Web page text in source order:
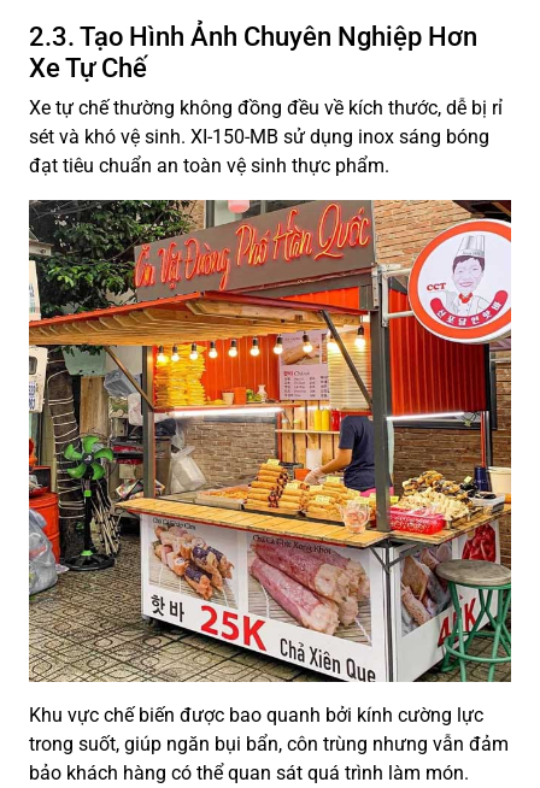
2.3. Tạo Hình Ảnh Chuyên Nghiệp Hơn
Xe Tự Chế
Xe tự chế thường không đồng đều về kích thước, dễ bị rỉ
sét và khó vệ sinh. XI-150-MB sử dụng inox sáng bóng
đạt tiêu chuẩn an toàn vệ sinh thực phẩm.
Khu vực chế biến được bao quanh bởi kính cường lực
trong suốt, giúp ngăn bụi bẩn, côn trùng nhưng vẫn đảm
bảo khách hàng có thể quan sát quá trình làm món.